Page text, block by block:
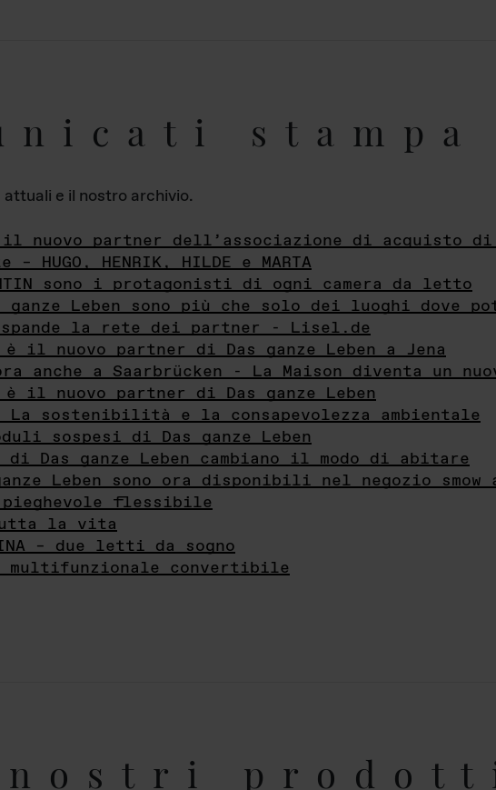
stampa
e il nostro archivio.
il nuovo partner dell’associazione di acquisto di
– HUGO, HENRIK, HILDE e MARTA
sono i protagonisti di ogni camera da letto
ganze Leben sono più che solo dei luoghi dove
espande la rete dei partner - Lisel.de
il nuovo partner di Das ganze Leben a Jena
anche a Saarbrücken - La Maison diventa un
il nuovo partner di Das ganze Leben
- La sostenibilità e la consapevolezza ambientale
sospesi di Das ganze Leben
Das ganze Leben cambiano il modo di abitare
Leben sono ora disponibili nel negozio smow
pieghevole flessibile
la vita
– due letti da sogno
multifunzionale convertibile
nostri